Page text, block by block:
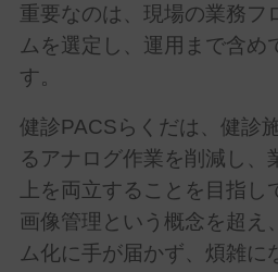
重要なのは、現場の業務フ
ムを選定し、運用まで含め
す。
健診PACSらくだは、健診
るアナログ作業を削減し、
上を両立することを目指し
画像管理という概念を超え
ム化に手が届かず、煩雑に